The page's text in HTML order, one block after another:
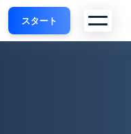
スタート